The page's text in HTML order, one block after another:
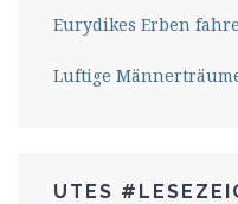
Eurydikes Erben
Luftige
UTES